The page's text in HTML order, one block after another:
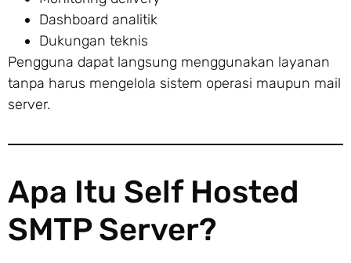
Dashboard analitik
Dukungan teknis
Pengguna dapat langsung menggunakan layanan
tanpa harus mengelola sistem operasi maupun mail
server.
Apa Itu Self Hosted
SMTP Server?